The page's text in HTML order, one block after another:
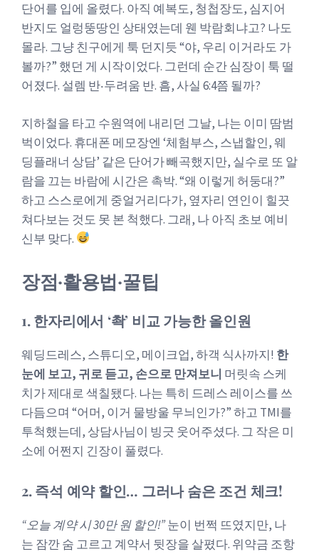
단어를 입에 올렸다. 아직 예복도, 청첩장도, 심지어
반지도 얼렁뚱땅인 상태였는데 웬 박람회냐고? 나도
몰라. 그냥 친구에게 툭 던지듯 “야, 우리 이거라도 가
볼까?” 했던 게 시작이었다. 그런데 순간 심장이 툭 떨
어졌다. 설렘 반‧두려움 반. 흠, 사실 6:4쯤 될까?
지하철을 타고 수원역에 내리던 그날, 나는 이미 땀범
벅이었다. 휴대폰 메모장엔 ‘체험부스, 스냅할인, 웨
딩플래너 상담’ 같은 단어가 빼곡했지만, 실수로 또 알
람을 끄는 바람에 시간은 촉박. “왜 이렇게 허둥대?”
하고 스스로에게 중얼거리다가, 옆자리 연인이 힐끗
쳐다보는 것도 못 본 척했다. 그래, 나 아직 초보 예비
신부 맞다.
장점·활용법·꿀팁
1. 한자리에서 ‘촥’ 비교 가능한 올인원
웨딩드레스, 스튜디오, 메이크업, 하객 식사까지! 한
눈에 보고, 귀로 듣고, 손으로 만져보니 머릿속 스케
치가 제대로 색칠됐다. 나는 특히 드레스 레이스를 쓰
다듬으며 “어머, 이거 물방울 무늬인가?” 하고 TMI를
투척했는데, 상담사님이 빙긋 웃어주셨다. 그 작은 미
소에 어쩐지 긴장이 풀렸다.
2. 즉석 예약 할인… 그러나 숨은 조건 체크!
“오늘 계약 시 30만 원 할인!”눈이 번쩍 뜨였지만, 나
는 잠깐 숨 고르고 계약서 뒷장을 살폈다. 위약금 조항